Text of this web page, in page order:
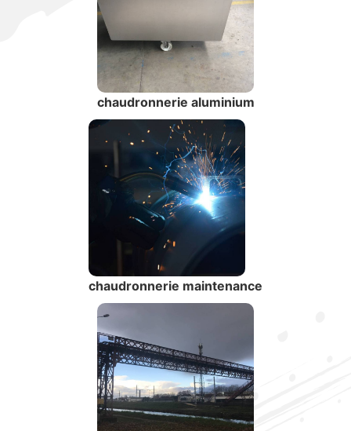
chaudronnerie aluminium
chaudronnerie maintenance